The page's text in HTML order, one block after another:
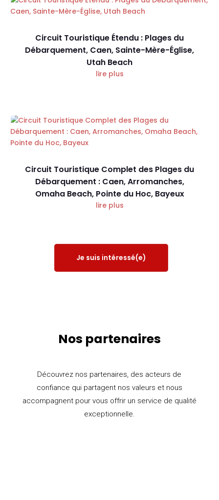
Circuit Touristique Étendu : Plages du
Débarquement, Caen, Sainte-Mère-Église,
Utah Beach
lire plus
Circuit Touristique Complet des Plages du
Débarquement : Caen, Arromanches,
Omaha Beach, Pointe du Hoc, Bayeux
lire plus
Je suis intéressé(e)
Nos partenaires
Découvrez nos partenaires, des acteurs de
confiance qui partagent nos valeurs et nous
accompagnent pour vous offrir un service de qualité
exceptionnelle.